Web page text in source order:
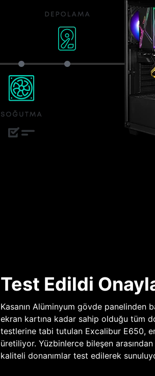
Test Edildi
Kasanın Alüminyum gövde panelinden
ekran kartına kadar sahip olduğu tüm
testlerine tabi tutulan Excalibur E650,
üretiliyor. Yüzbinlerce bileşen
kaliteli donanımlar test edilerek